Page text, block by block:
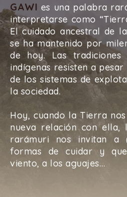
GAWI es una palabra
interpretarse como
El cuidado ancestral de
se ha mantenido por
de hoy. Las
indígenas resisten a pesar
de los sistemas de
la sociedad.
Hoy, cuando laTierra
nueva relación con ella,
rarámuri nos invitan a
formas de cuidar y
viento, a los aguajes…